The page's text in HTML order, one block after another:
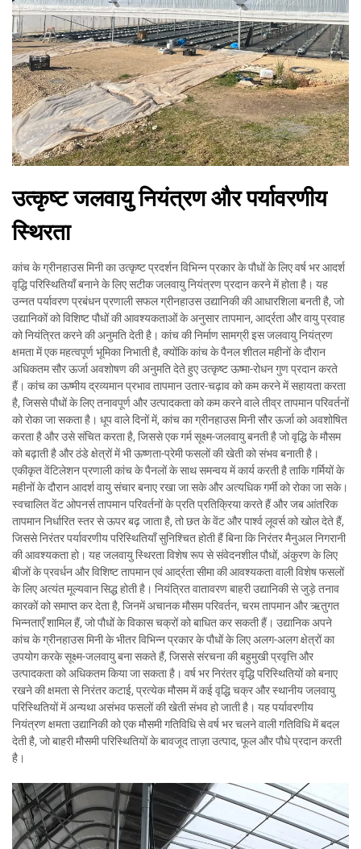
उत्कृष्ट जलवायु नियंत्रण और पर्यावरणीय
स्थिरता
कांच के ग्रीनहाउस मिनी का उत्कृष्ट प्रदर्शन विभिन्न प्रकार के पौधों के लिए वर्ष भर आदर्श
वृद्धि परिस्थितियाँ बनाने के लिए सटीक जलवायु नियंत्रण प्रदान करने में होता है। यह
उन्नत पर्यावरण प्रबंधन प्रणाली सफल ग्रीनहाउस उद्यानिकी की आधारशिला बनती है, जो
उद्यानिकों को विशिष्ट पौधों की आवश्यकताओं के अनुसार तापमान, आर्द्रता और वायु प्रवाह
को नियंत्रित करने की अनुमति देती है। कांच की निर्माण सामग्री इस जलवायु नियंत्रण
क्षमता में एक महत्वपूर्ण भूमिका निभाती है, क्योंकि कांच के पैनल शीतल महीनों के दौरान
अधिकतम सौर ऊर्जा अवशोषण की अनुमति देते हुए उत्कृष्ट ऊष्मा-रोधन गुण प्रदान करते
हैं। कांच का ऊष्मीय द्रव्यमान प्रभाव तापमान उतार-चढ़ाव को कम करने में सहायता करता
है, जिससे पौधों के लिए तनावपूर्ण और उत्पादकता को कम करने वाले तीव्र तापमान परिवर्तनों
को रोका जा सकता है। धूप वाले दिनों में, कांच का ग्रीनहाउस मिनी सौर ऊर्जा को अवशोषित
करता है और उसे संचित करता है, जिससे एक गर्म सूक्ष्म-जलवायु बनती है जो वृद्धि के मौसम
को बढ़ाती है और ठंडे क्षेत्रों में भी ऊष्णता-प्रेमी फसलों की खेती को संभव बनाती है।
एकीकृत वेंटिलेशन प्रणाली कांच के पैनलों के साथ समन्वय में कार्य करती है ताकि गर्मियों के
महीनों के दौरान आदर्श वायु संचार बनाए रखा जा सके और अत्यधिक गर्मी को रोका जा सके।
स्वचालित वेंट ओपनर्स तापमान परिवर्तनों के प्रति प्रतिक्रिया करते हैं और जब आंतरिक
तापमान निर्धारित स्तर से ऊपर बढ़ जाता है, तो छत के वेंट और पार्श्व लूवर्स को खोल देते हैं,
जिससे निरंतर पर्यावरणीय परिस्थितियाँ सुनिश्चित होती हैं बिना कि निरंतर मैनुअल निगरानी
की आवश्यकता हो। यह जलवायु स्थिरता विशेष रूप से संवेदनशील पौधों, अंकुरण के लिए
बीजों के प्रवर्धन और विशिष्ट तापमान एवं आर्द्रता सीमा की आवश्यकता वाली विशेष फसलों
के लिए अत्यंत मूल्यवान सिद्ध होती है। नियंत्रित वातावरण बाहरी उद्यानिकी से जुड़े तनाव
कारकों को समाप्त कर देता है, जिनमें अचानक मौसम परिवर्तन, चरम तापमान और ऋतुगत
भिन्नताएँ शामिल हैं, जो पौधों के विकास चक्रों को बाधित कर सकती हैं। उद्यानिक अपने
कांच के ग्रीनहाउस मिनी के भीतर विभिन्न प्रकार के पौधों के लिए अलग-अलग क्षेत्रों का
उपयोग करके सूक्ष्म-जलवायु बना सकते हैं, जिससे संरचना की बहुमुखी प्रवृत्ति और
उत्पादकता को अधिकतम किया जा सकता है। वर्ष भर निरंतर वृद्धि परिस्थितियों को बनाए
रखने की क्षमता से निरंतर कटाई, प्रत्येक मौसम में कई वृद्धि चक्र और स्थानीय जलवायु
परिस्थितियों में अन्यथा असंभव फसलों की खेती संभव हो जाती है। यह पर्यावरणीय
नियंत्रण क्षमता उद्यानिकी को एक मौसमी गतिविधि से वर्ष भर चलने वाली गतिविधि में बदल
देती है, जो बाहरी मौसमी परिस्थितियों के बावजूद ताज़ा उत्पाद, फूल और पौधे प्रदान करती
है।